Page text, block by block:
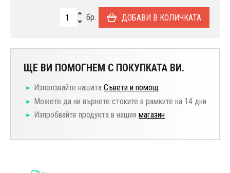
бр. ДОБАВИ В КОЛИЧКАТА
ЩЕ ВИ ПОМОГНЕМ С ПОКУПКАТА ВИ.
Използвайте нашата Съвети и помощ
Можете да ни върнете стоките в рамките на 14 дни
Изпробвайте продукта в нашия магазин